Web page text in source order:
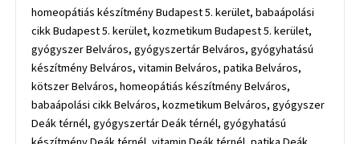
homeopátiás készítmény Budapest 5. kerület, babaápolási
cikk Budapest 5. kerület, kozmetikum Budapest 5. kerület,
gyógyszer Belváros, gyógyszertár Belváros, gyógyhatású
készítmény Belváros, vitamin Belváros, patika Belváros,
kötszer Belváros, homeopátiás készítmény Belváros,
babaápolási cikk Belváros, kozmetikum Belváros, gyógyszer
Deák térnél, gyógyszertár Deák térnél, gyógyhatású